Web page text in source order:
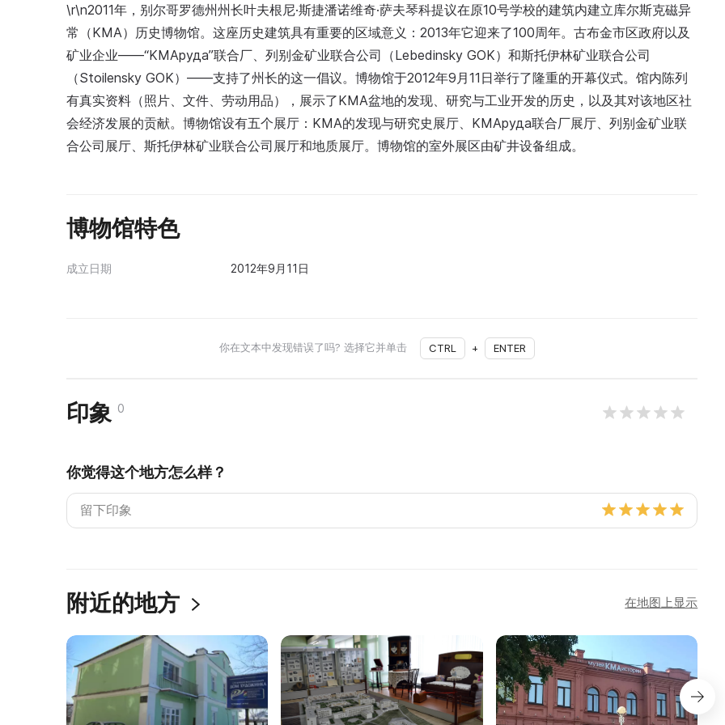
\r\n2011年，别尔哥罗德州州长叶夫根尼·斯捷潘诺维奇·萨夫琴科提议在原10号学校的建筑内建立库尔斯克磁异
常（KMA）历史博物馆。这座历史建筑具有重要的区域意义：2013年它迎来了100周年。古布金市区政府以及
矿业企业——“KMAруда”联合厂、列别金矿业联合公司（Lebedinsky GOK）和斯托伊林矿业联合公司
（Stoilensky GOK）——支持了州长的这一倡议。博物馆于2012年9月11日举行了隆重的开幕仪式。馆内陈列
有真实资料（照片、文件、劳动用品），展示了KMA盆地的发现、研究与工业开发的历史，以及其对该地区社
会经济发展的贡献。博物馆设有五个展厅：KMA的发现与研究史展厅、KMAруда联合厂展厅、列别金矿业联
合公司展厅、斯托伊林矿业联合公司展厅和地质展厅。博物馆的室外展区由矿井设备组成。
博物馆特色
成立日期 2012年9月11日
你在文本中发现错误了吗? 选择它并单击 CTRL + ENTER
印象 0
你觉得这个地方怎么样？
附近的地方 在地图上显示